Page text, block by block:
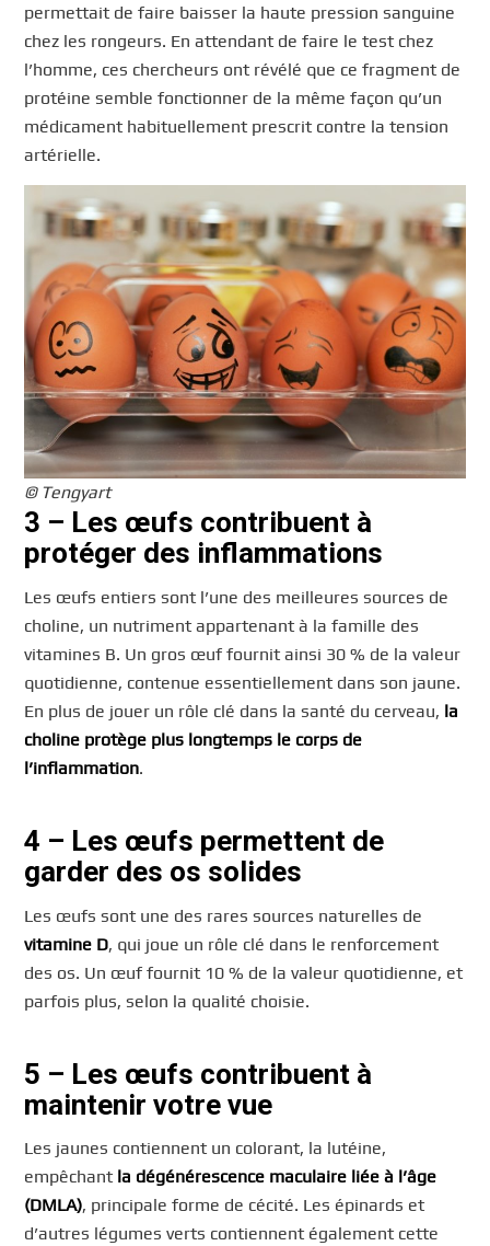
permettait de faire baisser la haute pression sanguine
chez les rongeurs. En attendant de faire le test chez
l’homme, ces chercheurs ont révélé que ce fragment de
protéine semble fonctionner de la même façon qu’un
médicament habituellement prescrit contre la tension
artérielle.
© Tengyart
3 – Les œufs contribuent à
protéger des inflammations
Les œufs entiers sont l’une des meilleures sources de
choline, un nutriment appartenant à la famille des
vitamines B. Un gros œuf fournit ainsi 30 % de la valeur
quotidienne, contenue essentiellement dans son jaune.
En plus de jouer un rôle clé dans la santé du cerveau, la
choline protège plus longtemps le corps de
l’inflammation.
4 – Les œufs permettent de
garder des os solides
Les œufs sont une des rares sources naturelles de
vitamine D, qui joue un rôle clé dans le renforcement
des os. Un œuf fournit 10 % de la valeur quotidienne, et
parfois plus, selon la qualité choisie.
5 – Les œufs contribuent à
maintenir votre vue
Les jaunes contiennent un colorant, la lutéine,
empêchant la dégénérescence maculaire liée à l’âge
(DMLA), principale forme de cécité. Les épinards et
d’autres légumes verts contiennent également cette